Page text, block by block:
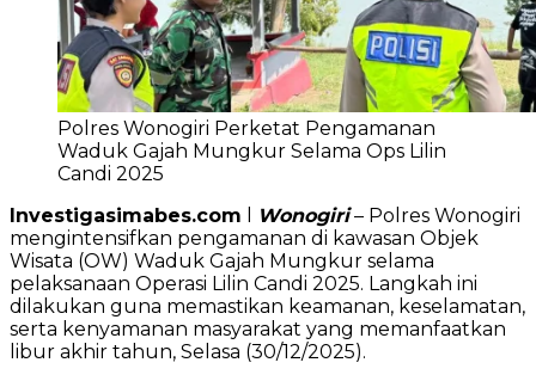
Polres Wonogiri Perketat Pengamanan
Waduk Gajah Mungkur Selama Ops Lilin
Candi 2025
Investigasimabes.com
Wonogiri– Polres Wonogiri
mengintensifkan pengamanan di kawasan Objek
Wisata (OW) Waduk Gajah Mungkur selama
pelaksanaan Operasi Lilin Candi 2025. Langkah ini
dilakukan guna memastikan keamanan, keselamatan,
serta kenyamanan masyarakat yang memanfaatkan
libur akhir tahun, Selasa (30/12/2025).